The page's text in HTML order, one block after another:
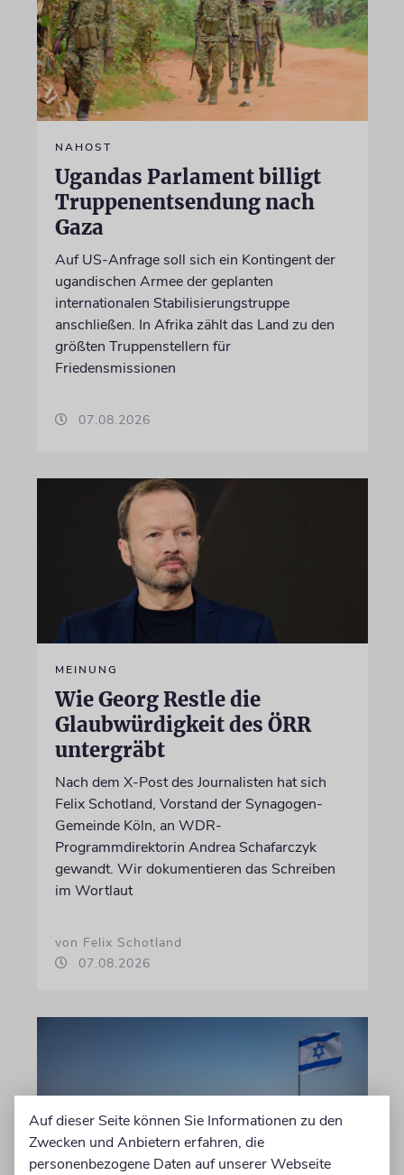
NAHOST
Ugandas Parlament billigt
Truppenentsendung nach
Gaza
Auf US-Anfrage soll sich ein Kontingent der
ugandischen Armee der geplanten
internationalen Stabilisierungstruppe
anschließen. In Afrika zählt das Land zu den
größten Truppenstellern für
Friedensmissionen
07.08.2026
MEINUNG
Wie Georg Restle die
Glaubwürdigkeit des ÖRR
untergräbt
Nach dem X-Post des Journalisten hat sich
Felix Schotland, Vorstand der Synagogen-
Gemeinde Köln, an WDR-
Programmdirektorin Andrea Schafarczyk
gewandt. Wir dokumentieren das Schreiben
im Wortlaut
von Felix Schotland
07.08.2026
Auf dieser Seite können Sie Informationen zu den
Zwecken und Anbietern erfahren, die
personenbezogene Daten auf unserer Webseite